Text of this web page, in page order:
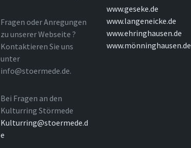
Fragen oder Anregungen
zu unserer Webseite ?
Kontaktieren Sie uns
unter
info@stoermede.de.
Bei Fragen an den
Kulturring Störmede
Kulturring@stoermede.d
e
www.geseke.de
www.langeneicke.de
www.ehringhausen.de
www.mönninghausen.de